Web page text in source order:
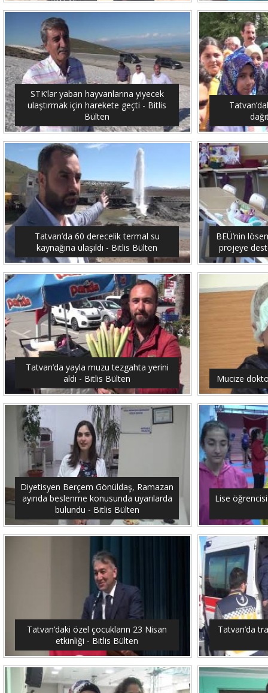
STK’lar yaban hayvanlarına yiyecek
ulaştırmak için harekete geçti - Bitlis
Bülten
Tatvan’da 60 derecelik termal su
kaynağına ulaşıldı - Bitlis Bülten
BEÜ’nin
projeye
Tatvan’da yayla muzu tezgahta yerini
aldı - Bitlis Bülten
Mucize
Diyetisyen Berçem Gönüldaş, Ramazan
ayında beslenme konusunda uyarılarda
bulundu - Bitlis Bülten
Lise
Tatvan’daki özel çocukların 23 Nisan
etkinliği - Bitlis Bülten
Tatvan’da